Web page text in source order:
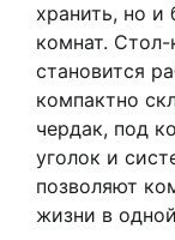
хранить, но и
комнат.
становится
компактно
чердак, под
уголок и
позволяют
жизни в